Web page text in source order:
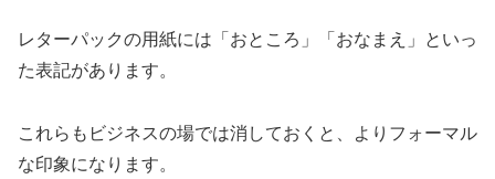
レターパックの用紙には「おところ」「おなまえ」といっ
た表記があります。
これらもビジネスの場では消しておくと、よりフォーマル
な印象になります。